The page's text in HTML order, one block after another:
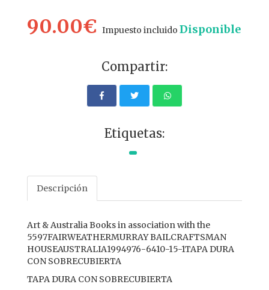
90.00€ Impuesto incluido Disponible
Compartir:
Etiquetas:
Descripción
Art & Australia Books in association with the
5597FAIRWEATHERMURRAY BAILCRAFTSMAN
HOUSEAUSTRALIA1994976-6410-15-1TAPA DURA
CON SOBRECUBIERTA
TAPA DURA CON SOBRECUBIERTA